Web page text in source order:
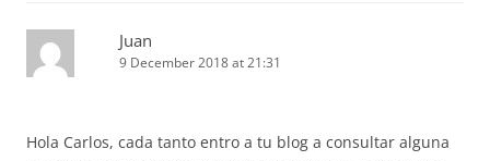
Juan
9 December 2018 at 21:31
Hola Carlos, cada tanto entro a tu blog a consultar alguna